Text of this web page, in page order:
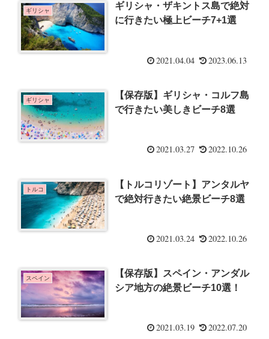
ギリシャ
ギリシャ・ザキントス島で絶対
に行きたい極上ビーチ7+1選
2021.04.04 2023.06.13
ギリシャ
【保存版】ギリシャ・コルフ島
で行きたい美しきビーチ8選
2021.03.27 2022.10.26
トルコ
【トルコリゾート】アンタルヤ
で絶対行きたい絶景ビーチ8選
2021.03.24 2022.10.26
スペイン
【保存版】スペイン・アンダル
シア地方の絶景ビーチ10選！
2021.03.19 2022.07.20